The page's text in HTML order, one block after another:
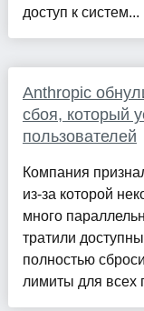
доступ к систем...
Anthropic
сбоя, который
пользователей
Компания
из-за которой
много
тратили
полностью
лимиты для всех